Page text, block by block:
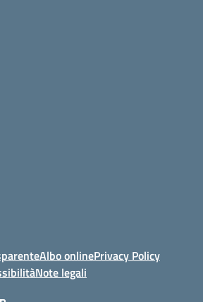
Albo onlinePrivacy Policy
Note legali